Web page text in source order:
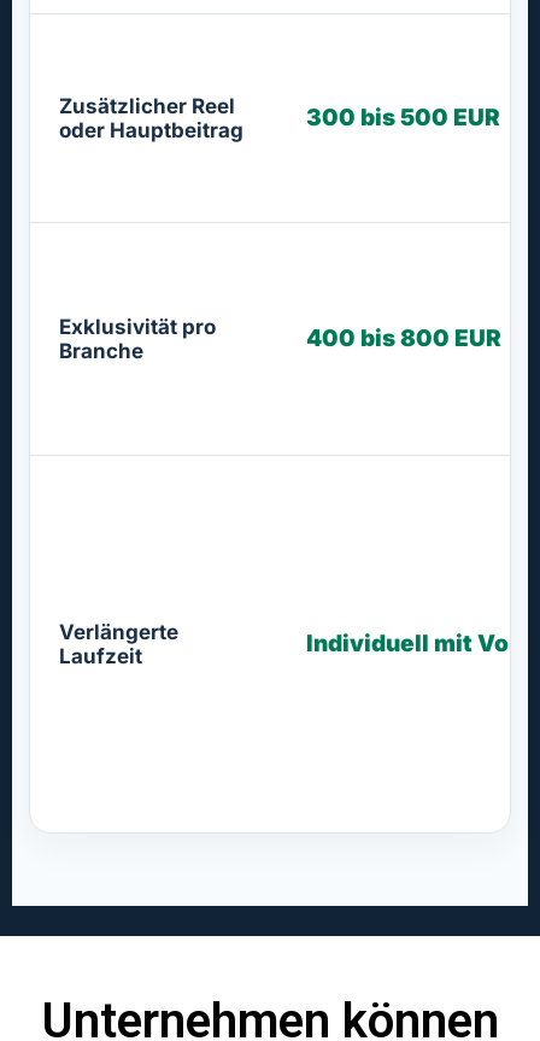
Zusätzlicher Reel
oder Hauptbeitrag
300 bis 500 EUR
Exklusivität pro
Branche
400 bis 800 EUR
Verlängerte
Laufzeit
Individuell mit
Unternehmen können